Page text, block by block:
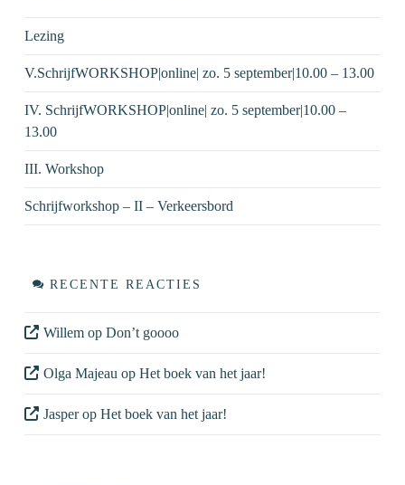
Lezing
V.SchrijfWORKSHOP|online| zo. 5 september|10.00 – 13.00
IV. SchrijfWORKSHOP|online| zo. 5 september|10.00 –
13.00
III. Workshop
Schrijfworkshop – II – Verkeersbord
RECENTE REACTIES
Willemop Don’t goooo
Olga Majeau op Het boek van het jaar!
Jasperop Het boek van het jaar!